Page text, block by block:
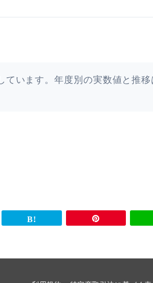
ています。年度別の実数値と推